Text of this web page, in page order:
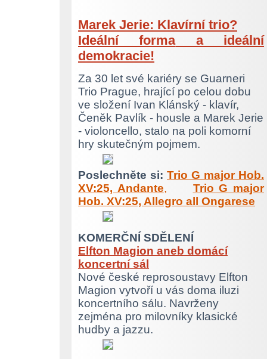
Marek Jerie: Klavírní trio?
Ideální formaa ideální
demokracie!
Za 30 let své kariéry se Guarneri
Trio Prague, hrající po celou dobu
ve složení Ivan Klánský - klavír,
Čeněk Pavlík - housle a Marek Jerie
- violoncello, stalo na poli komorní
hry skutečným pojmem.
Poslechněte si: Trio G major Hob.
XV:25, Andante, Trio G major
Hob. XV:25, Allegro all Ongarese
KOMERČNÍ SDĚLENÍ
Elfton Magion aneb domácí
koncertní sál
Nové české reprosoustavy Elfton
Magion vytvoří u vás doma iluzi
koncertního sálu. Navrženy
zejména pro milovníky klasické
hudby a jazzu.